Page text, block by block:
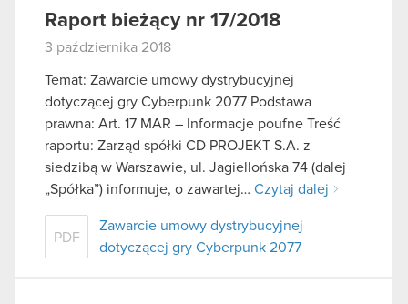
Raport bieżący nr 17/2018
3 października 2018
Temat: Zawarcie umowy dystrybucyjnej
dotyczącej gry Cyberpunk 2077 Podstawa
prawna: Art. 17 MAR – Informacje poufne Treść
raportu: Zarząd spółki CD PROJEKT S.A. z
siedzibą w Warszawie, ul. Jagiellońska 74 (dalej
„Spółka”) informuje, o zawartej… Czytaj dalej
PDF
Zawarcie umowy dystrybucyjnej
dotyczącej gry Cyberpunk 2077